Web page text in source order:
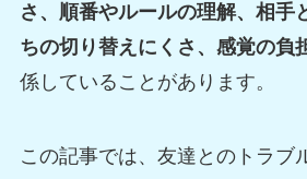
さ、順番やルールの理解、相手
ちの切り替えにくさ、感覚の負
係していることがあります。
この記事では、友達とのトラブ